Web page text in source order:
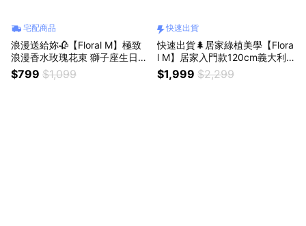
宅配商品
浪漫送給妳🥀【Floral M】極致
浪漫香水玫瑰花束 獅子座生日快
樂 情人節花束
$799 $1,099
快速出貨
快速出貨🌲居家綠植美學【Flora
l M】居家入門款120cm義大利
橄欖樹室內仿真植栽
$1,999 $2,299